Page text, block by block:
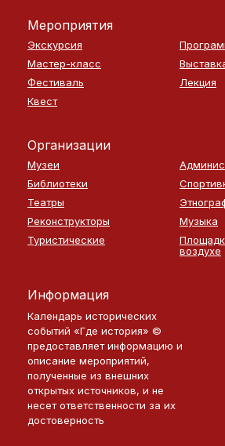
Мероприятия
Экскурсия
Мастер-класс
Фестиваль
Лекция
Квест
Организации
Музеи
Библиотеки
Театры
Реконструкторы
Музыка
Туристические
воздухе
Информация
Календарь исторических
событий «Где история» ©
предоставляет информацию и
описание мероприятий,
полученные из внешних
открытых источников, и не
несет ответственности за их
достоверность